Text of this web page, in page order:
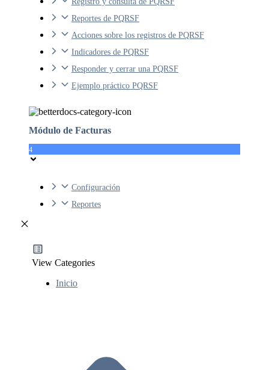
Reportes de PQRSF
Acciones sobre los registros de PQRSF
Indicadores de PQRSF
Responder y cerrar una PQRSF
Ejemplo práctico PQRSF
Módulo de Facturas
4
Configuración
Reportes
View Categories
Inicio